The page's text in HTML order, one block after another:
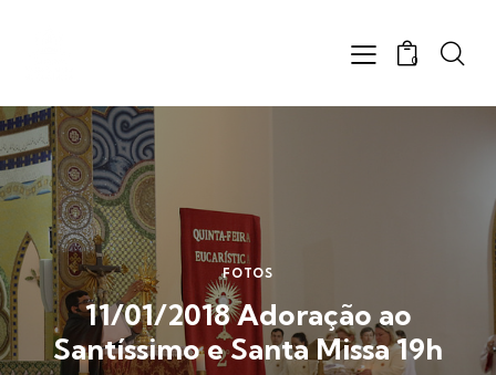
0
FOTOS
11/01/2018 Adoração ao
Santíssimo e Santa Missa 19h